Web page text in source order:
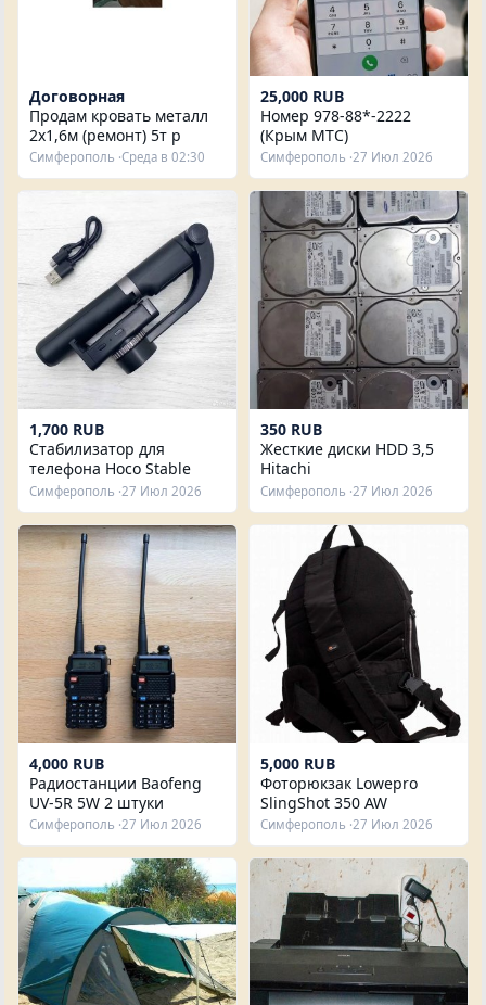
Договорная
Продам кровать металл
2х1,6м (ремонт) 5т р
Симферополь ·Среда в 02:30
25,000 RUB
Номер 978-88*-2222
(Крым МТС)
Симферополь ·27 Июл 2026
1,700 RUB
Стабилизатор для
телефона Hoco Stable
Shooting K14
Симферополь ·27 Июл 2026
350 RUB
Жесткие диски HDD 3,5
Hitachi
Симферополь ·27 Июл 2026
4,000 RUB
Радиостанции Baofeng
UV-5R 5W 2 штуки
Симферополь ·27 Июл 2026
5,000 RUB
Фоторюкзак Lowepro
SlingShot 350 AW
Симферополь ·27 Июл 2026